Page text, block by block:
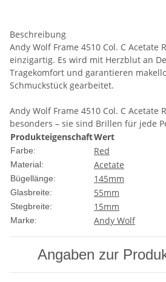
Beschreibung
Andy Wolf Frame 4510 Col. C Acetate
einzigartig. Es wird mit Herzblut an
Tragekomfort und garantieren
Schmuckstück gearbeitet.
Andy Wolf Frame 4510 Col. C Acetate
besonders – sie sind Brillen für jede
ProdukteigenschaftWert
Farbe: Red
Material: Acetate
Bügellänge: 145mm
Glasbreite: 55mm
Stegbreite: 15mm
Marke: Andy Wolf
Angaben zur